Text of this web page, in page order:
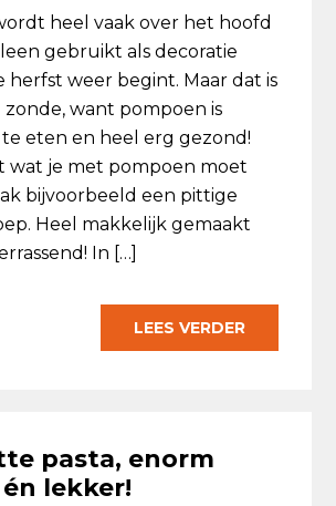
heel vaak over het hoofd
gebruikt als decoratie
herfst weer begint. Maar dat is
want pompoen is
eten en heel erg gezond!
wat je met pompoen moet
bijvoorbeeld een pittige
Heel makkelijk gemaakt
In […]
LEES VERDER
pasta, enorm
lekker!